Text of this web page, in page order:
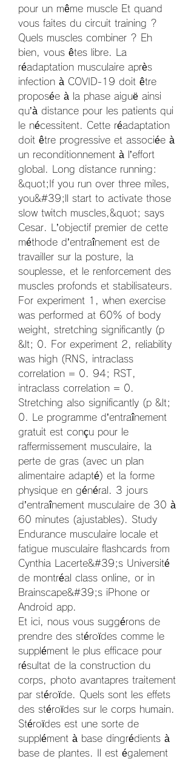
pour un même muscle Et quand
vous faites du circuit training ?
Quels muscles combiner ? Eh
bien, vous êtes libre. La
réadaptation musculaire après
infection à COVID-19 doit être
proposée à la phase aiguë ainsi
qu’à distance pour les patients qui
le nécessitent. Cette réadaptation
doit être progressive et associée à
un reconditionnement à l’effort
global. Long distance running:
&quot;If you run over three miles,
you&#39;ll start to activate those
slow twitch muscles,&quot; says
Cesar. L’objectif premier de cette
méthode d’entraînement est de
travailler sur la posture, la
souplesse, et le renforcement des
muscles profonds et stabilisateurs.
For experiment 1, when exercise
was performed at 60% of body
weight, stretching significantly (p
&lt; 0. For experiment 2, reliability
was high (RNS, intraclass
correlation = 0. 94; RST,
intraclass correlation = 0.
Stretching also significantly (p &lt;
0. Le programme d’entraînement
gratuit est conçu pour le
raffermissement musculaire, la
perte de gras (avec un plan
alimentaire adapté) et la forme
physique en général. 3 jours
d’entraînement musculaire de 30 à
60 minutes (ajustables). Study
Endurance musculaire locale et
fatigue musculaire flashcards from
Cynthia Lacerte&#39;s Université
de montréal class online, or in
Brainscape&#39;s iPhone or
Android app.
Et ici, nous vous suggérons de
prendre des stéroïdes comme le
supplément le plus efficace pour
résultat de la construction du
corps, photo avantapres traitement
par stéroïde. Quels sont les effets
des stéroïdes sur le corps humain.
Stéroïdes est une sorte de
supplément à base dingrédients à
base de plantes. Il est également